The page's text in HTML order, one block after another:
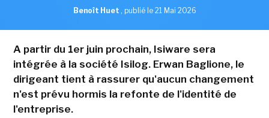
Benoît Huet , publié le 21 Mai 2026
A partir du 1er juin prochain, Isiware sera
intégrée à la société Isilog. Erwan Baglione, le
dirigeant tient à rassurer qu'aucun changement
n'est prévu hormis la refonte de l'identité de
l'entreprise.